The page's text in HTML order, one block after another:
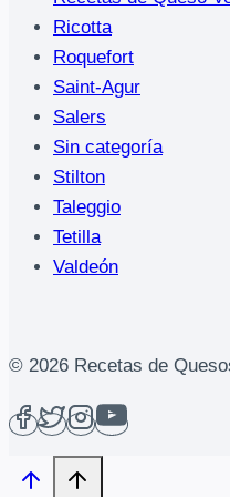
Ricotta
Roquefort
Saint-Agur
Salers
Sin categoría
Stilton
Taleggio
Tetilla
Valdeón
© 2026 Recetas de